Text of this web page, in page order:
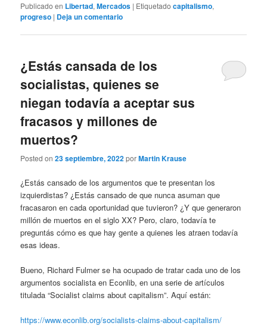
Publicado en Libertad,Mercados | Etiquetado capitalismo,
progreso | Deja un comentario
¿Estás cansada de los
socialistas, quienes se
niegan todavía a aceptar sus
fracasos y millones de
muertos?
Posted on23 septiembre, 2022porMartin Krause
¿Estás cansado de los argumentos que te presentan los
izquierdistas? ¿Estás cansado de que nunca asuman que
fracasaron en cada oportunidad que tuvieron? ¿Y que generaron
millón de muertos en el siglo XX? Pero, claro, todavía te
preguntás cómo es que hay gente a quienes les atraen todavía
esas ideas.
Bueno, Richard Fulmer se ha ocupado de tratar cada uno de los
argumentos socialista en Econlib, en una serie de artículos
titulada “Socialist claims about capitalism”. Aquí están:
https://www.econlib.org/socialists-claims-about-capitalism/